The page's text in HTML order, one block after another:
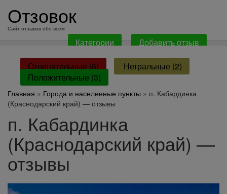
содержанию
Отзовок
Сайт отзывов обо всём
Категории Добавить отзыв
Отрицательные (6)
Нетральные (2)
Положительные (3)
Главная » Города и населенные пункты » п. Кабардинка
(Краснодарский край) — отзывы
п. Кабардинка
(Краснодарский край) —
отзывы